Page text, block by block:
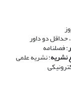
: فصلنامه
نشریه: نشریه علمی